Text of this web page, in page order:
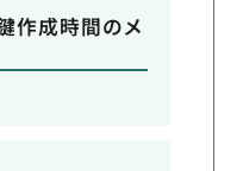
作成時間のメ